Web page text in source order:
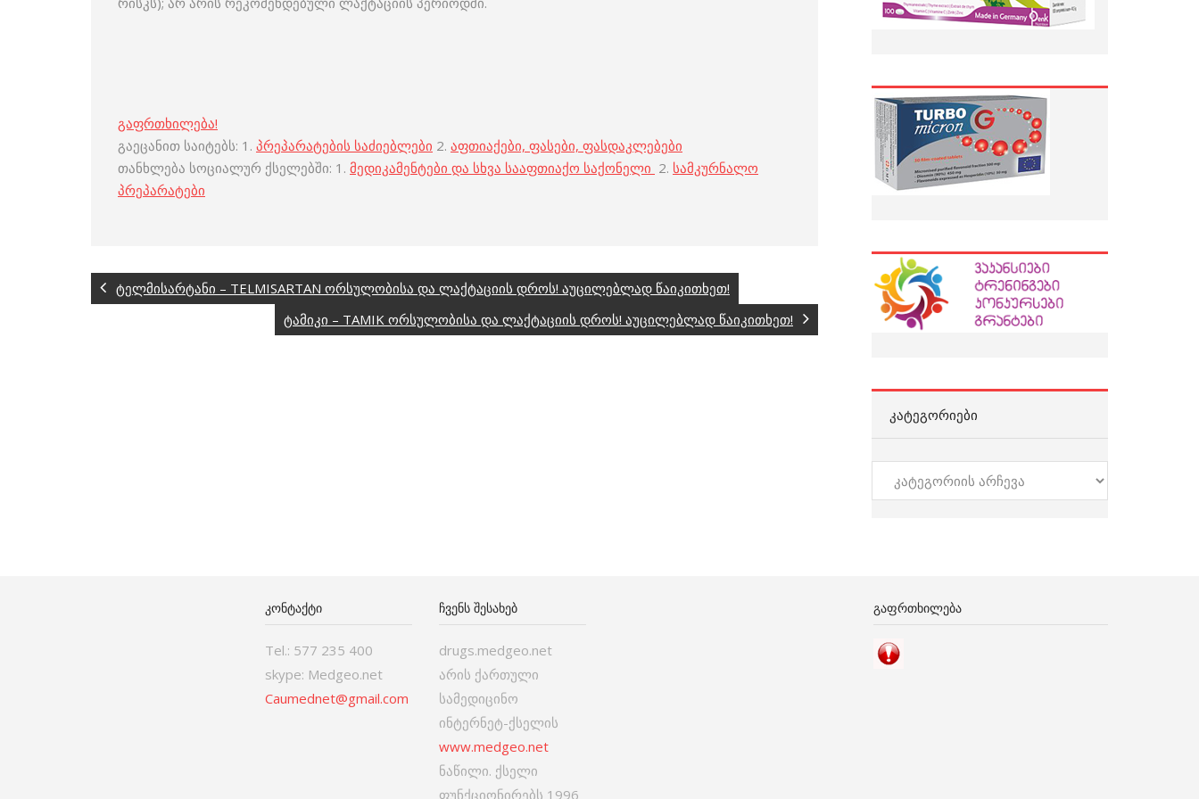
გაფრთხილება!
გაეცანით საიტებს: 1. პრეპარატების საძიებლები 2. აფთიაქები, ფასები, ფასდაკლებები
თანხლება სოციალურ ქსელებში: 1. მედიკამენტები და სხვა სააფთიაქო საქონელი 2. სამკურნალო
პრეპარატები
ტელმისარტანი – TELMISARTAN ორსულობისა და ლაქტაციის დროს! აუცილებლად წაიკითხეთ!
ტამიკი – TAMIK ორსულობისა და ლაქტაციის დროს! აუცილებლად წაიკითხეთ!
ᲙᲐᲢᲔᲒᲝᲠᲘᲔᲑᲘ
კატეგორიები
ᲙᲝᲜᲢᲐᲥᲢᲘ
Tel.: 577 235 400
skype: Medgeo.net
Caumednet@gmail.com
ᲩᲕᲔᲜᲡ ᲨᲔᲡᲐᲮᲔᲑ
drugs.medgeo.net
არის ქართული
სამედიცინო
ინტერნეტ-ქსელის
www.medgeo.net
ნაწილი. ქსელი
ფუნქციონირებს 1996
ᲒᲐᲤᲠᲗᲮᲘᲚᲔᲑᲐ